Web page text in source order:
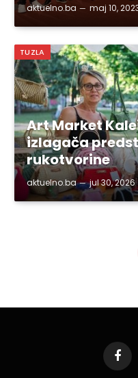
aktuelno.ba maj 10,
TUZLA
Art Market
izlagača
rukotvorine
aktuelno.ba jul 30, 2026
Plesne
Crew i Dirty
priredile